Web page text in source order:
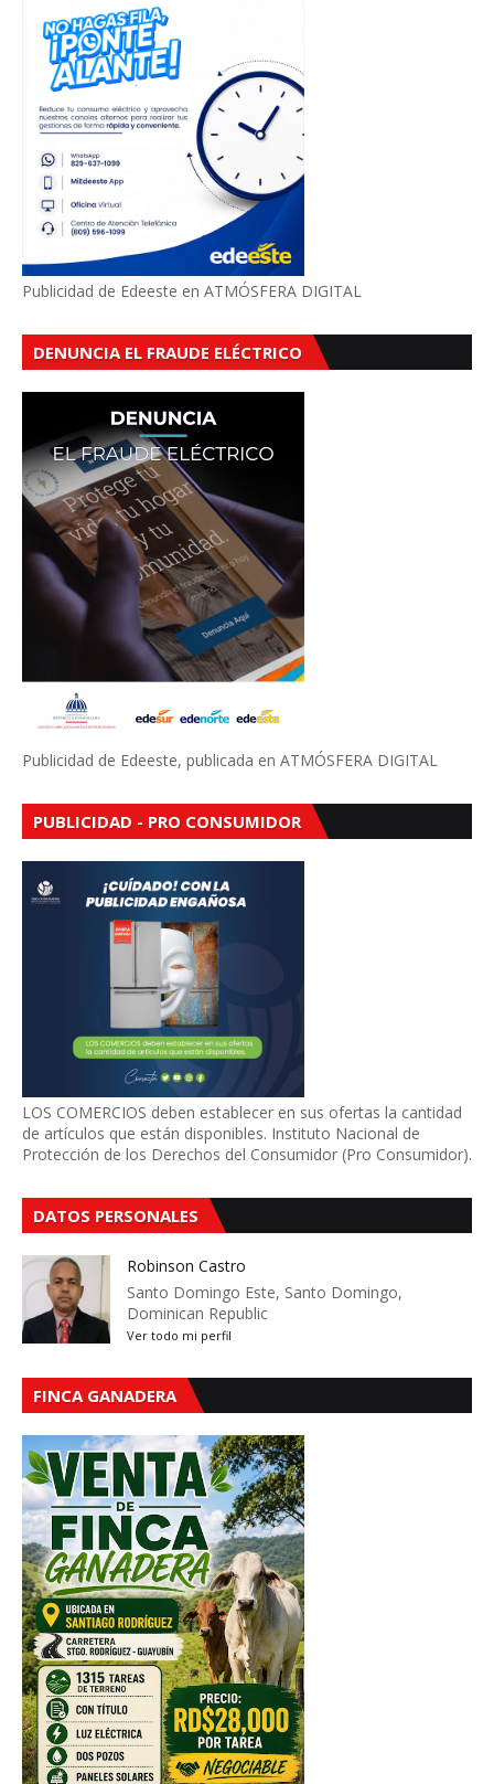
Publicidad de Edeeste en ATMÓSFERA DIGITAL
DENUNCIA EL FRAUDE ELÉCTRICO
Publicidad de Edeeste, publicada en ATMÓSFERA DIGITAL
PUBLICIDAD - PRO CONSUMIDOR
LOS COMERCIOS deben establecer en sus ofertas la cantidad
de artículos que están disponibles. Instituto Nacional de
Protección de los Derechos del Consumidor (Pro Consumidor).
DATOS PERSONALES
Robinson Castro
Santo Domingo Este, Santo Domingo,
Dominican Republic
Ver todo mi perfil
FINCA GANADERA